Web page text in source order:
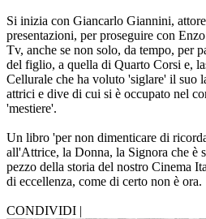
Si inizia con Giancarlo Giannini,
presentazioni, per proseguire con
Tv, anche se non solo, da tempo, per
del figlio, a quella di Quarto Corsi e,
Cellurale che ha voluto 'siglare' il suo
attrici e dive di cui si è occupato nel
'mestiere'.
Un libro 'per non dimenticare di
all'Attrice, la Donna, la Signora che è
pezzo della storia del nostro Cinema
di eccellenza, come di certo non è ora.
CONDIVIDI |